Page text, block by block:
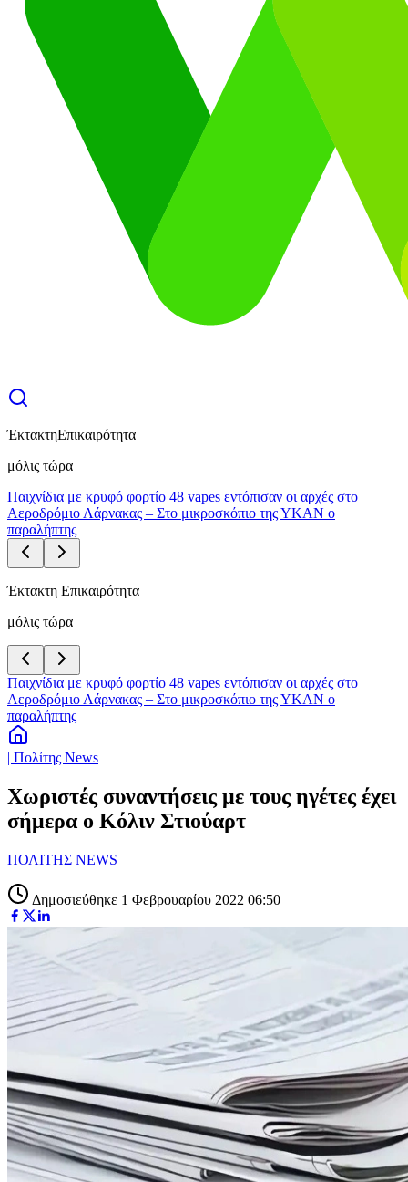
ΈκτακτηΕπικαιρότητα
μόλις τώρα
Παιχνίδια με κρυφό φορτίο 48 vapes εντόπισαν οι αρχές στο
Αεροδρόμιο Λάρνακας – Στο μικροσκόπιο της ΥΚΑΝ ο
παραλήπτης
Έκτακτη Επικαιρότητα
μόλις τώρα
Παιχνίδια με κρυφό φορτίο 48 vapes εντόπισαν οι αρχές στο
Αεροδρόμιο Λάρνακας – Στο μικροσκόπιο της ΥΚΑΝ ο
παραλήπτης
| Πολίτης News
Χωριστές συναντήσεις με τους ηγέτες έχει
σήμερα ο Κόλιν Στιούαρτ
ΠΟΛΙΤΗΣ NEWS
Δημοσιεύθηκε 1 Φεβρουαρίου 2022 06:50